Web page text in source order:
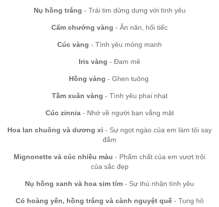
Nụ hồng trắng - Trái tim dửng dưng với tình yêu
Cẩm chướng vàng - Ăn năn, hối tiếc
Cúc vàng - Tình yêu mỏng manh
Iris vàng - Đam mê
Hồng vàng - Ghen tuông
Tầm xuân vàng - Tình yêu phai nhạt
Cúc zinnia- Nhớ về người bạn vắng mặt
Hoa lan chuông và dương xỉ - Sự ngọt ngào của em làm tôi say
đắm
Mignonette và cúc nhiều màu - Phẩm chất của em vượt trội
của sắc đẹp
Nụ hồng xanh và hoa sim tím - Sự thú nhận tình yêu
Cỏ hoàng yến, hồng trắng và cành nguyệt quế- Tung hô